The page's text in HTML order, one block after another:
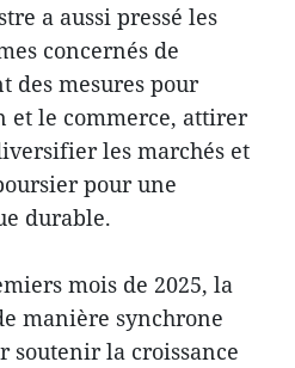
a aussi pressé les
concernés de
des mesures pour
et le commerce, attirer
les marchés et
pour une
durable.
mois de 2025, la
manière synchrone
soutenir la croissance